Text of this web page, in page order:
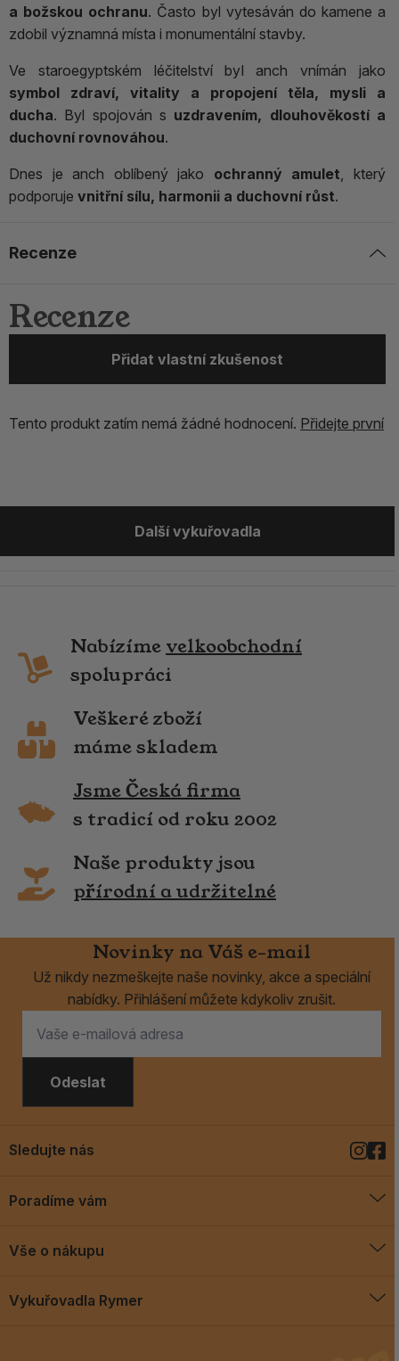
a božskou ochranu. Často byl vytesáván do kamene a
zdobil významná místa i monumentální stavby.
Ve staroegyptském léčitelství byl anch vnímán jako
symbol zdraví, vitality a propojení těla, mysli a
ducha. Byl spojován s uzdravením, dlouhověkostí a
duchovní rovnováhou.
Dnes je anch oblíbený jako ochranný amulet, který
podporuje vnitřní sílu, harmonii a duchovní růst.
Recenze
Recenze
Přidat vlastní zkušenost
Tento produkt zatím nemá žádné hodnocení. Přidejte první
Další vykuřovadla
Nabízíme velkoobchodní
spolupráci
Veškeré zboží
máme skladem
Jsme Česká firma
s tradicí od roku 2002
Naše produkty jsou
přírodní a udržitelné
Novinky na Váš e-mail
Už nikdy nezmeškejte naše novinky, akce a speciální
nabídky. Přihlášení můžete kdykoliv zrušit.
Odeslat
Poradíme vám
Blog
Vše o nákupu
Vykuřovadla Rymer
Sledujte nás